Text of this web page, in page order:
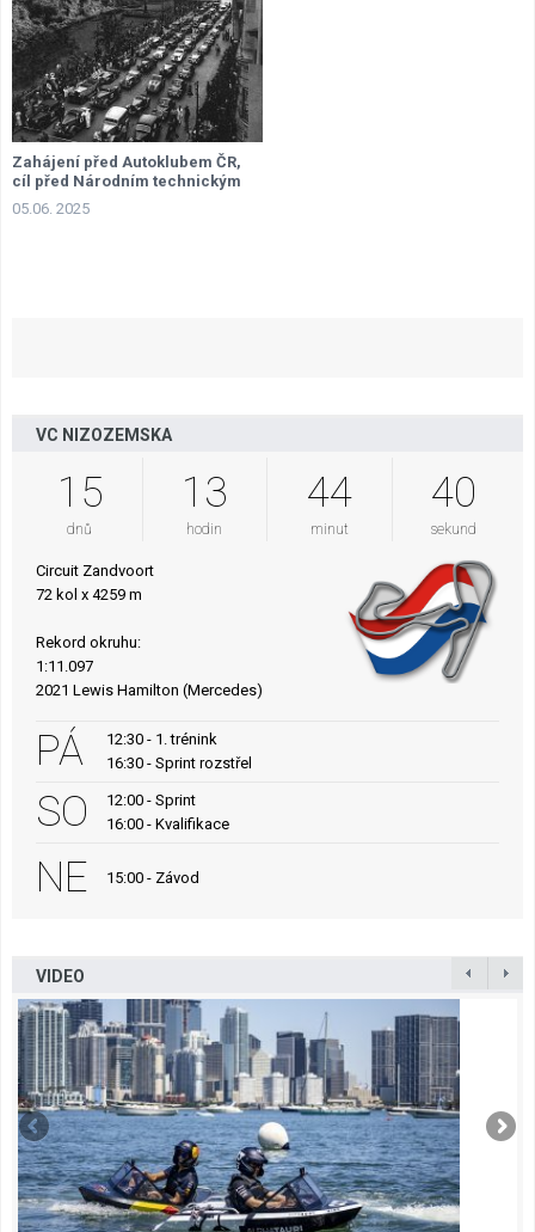
Zahájení před Autoklubem ČR,
cíl před Národním technickým
muzeem
05.06. 2025
VC NIZOZEMSKA
15
dnů
13
hodin
44
minut
39
sekund
Circuit Zandvoort
72 kol x 4259 m
Rekord okruhu:
1:11.097
2021 Lewis Hamilton (Mercedes)
PÁ
12:30 - 1. trénink
16:30 - Sprint rozstřel
SO
12:00 - Sprint
16:00 - Kvalifikace
NE 15:00 - Závod
VIDEO